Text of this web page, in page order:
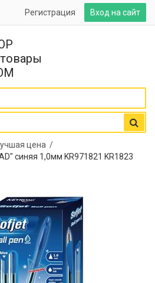
Вход на сайт
Регистрация
цена /
синяя 1,0мм KR971821 KR1823